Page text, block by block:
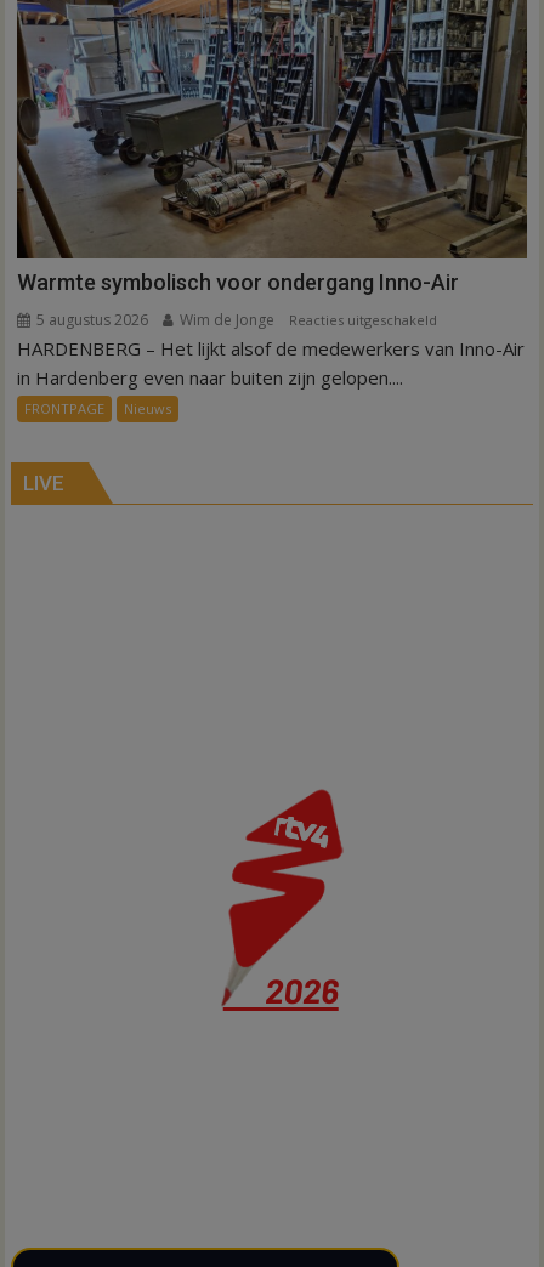
weg
in
Hardenberg
en
Sibculo
Warmte symbolisch voor ondergang Inno-Air
5 augustus 2026 Wim de Jonge Reacties uitgeschakeld
Warmte
HARDENBERG – Het lijkt alsof de medewerkers van Inno-Air
in Hardenberg even naar buiten zijn gelopen....
FRONTPAGE Nieuws
LIVE